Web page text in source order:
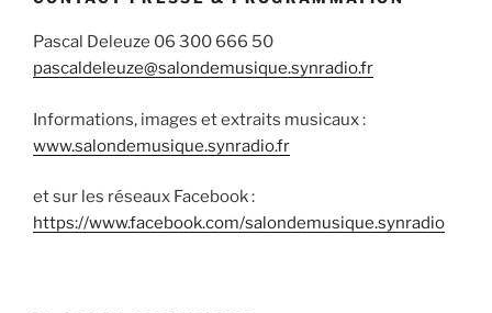
Pascal Deleuze 06 300 666 50
pascaldeleuze@salondemusique.synradio.fr
Informations, images et extraits musicaux :
www.salondemusique.synradio.fr
et sur les réseaux Facebook :
https://www.facebook.com/salondemusique.synradio